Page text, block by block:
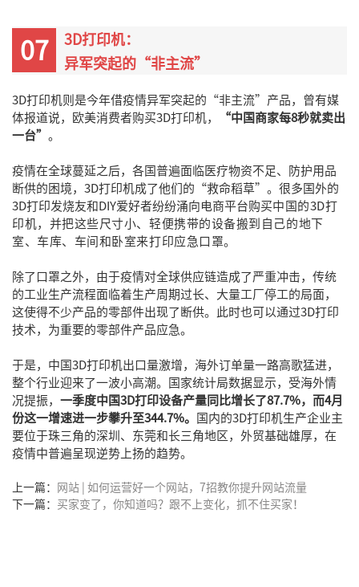
07
3D打印机：
异军突起的“非主流”
3D打印机则是今年借疫情异军突起的“非主流”产品，曾有媒
体报道说，欧美消费者购买3D打印机，
“中国商家每8秒就卖出
一台” 。
疫情在全球蔓延之后，各国普遍面临医疗物资不足、防护用品
断供的困境，3D打印机成了他们的“救命稻草”。很多国外的
3D打印发烧友和DIY爱好者纷纷涌向电商平台购买中国的3D打
印机，并把这些尺寸小、轻便携带的设备搬到自己的地下
室、车库、车间和卧室来打印应急口罩。
除了口罩之外，由于疫情对全球供应链造成了严重冲击，传统
的工业生产流程面临着生产周期过长、大量工厂停工的局面，
这使得不少产品的零部件出现了断供。此时也可以通过3D打印
技术，为重要的零部件产品应急。
于是，中国3D打印机出口量激增，海外订单量一路高歌猛进，
整个行业迎来了一波小高潮。国家统计局数据显示，受海外情
况提振， 一季度中国3D打印设备产量同比增长了87.7%，而4月
份这一增速进一步攀升至344.7%。
国内的3D打印机生产企业主
要位于珠三角的深圳、东莞和长三角地区，外贸基础雄厚，在
疫情中普遍呈现逆势上扬的趋势。
上一篇：
网站 | 如何运营好一个网站，7招教你提升网站流量
下一篇： 买家变了，你知道吗？跟不上变化，抓不住买家！​